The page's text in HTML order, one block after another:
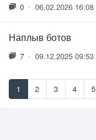
0 • 06.02.2026 16:08
Наплыв ботов
7 • 09.12.2025 09:53
1 2 3 4 5